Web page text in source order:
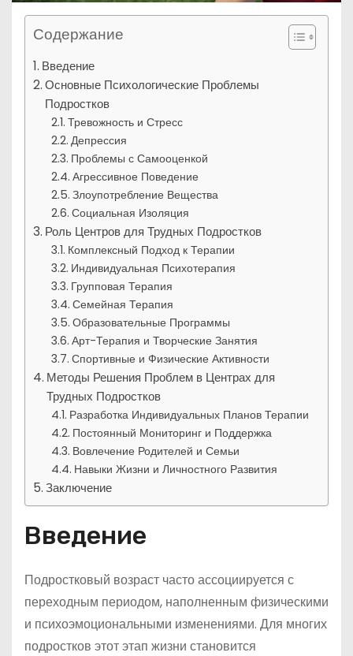
Содержание
Введение
Основные Психологические Проблемы
Подростков
Тревожность и Стресс
Депрессия
Проблемы с Самооценкой
Агрессивное Поведение
Злоупотребление Вещества
Социальная Изоляция
Роль Центров для Трудных Подростков
Комплексный Подход к Терапии
Индивидуальная Психотерапия
Групповая Терапия
Семейная Терапия
Образовательные Программы
Арт-Терапия и Творческие Занятия
Спортивные и Физические Активности
Методы Решения Проблем в Центрах для
Трудных Подростков
Разработка Индивидуальных Планов Терапии
Постоянный Мониторинг и Поддержка
Вовлечение Родителей и Семьи
Навыки Жизни и Личностного Развития
Заключение
Введение
Подростковый возраст часто ассоциируется с
переходным периодом, наполненным физическими
и психоэмоциональными изменениями. Для многих
подростков этот этап жизни становится